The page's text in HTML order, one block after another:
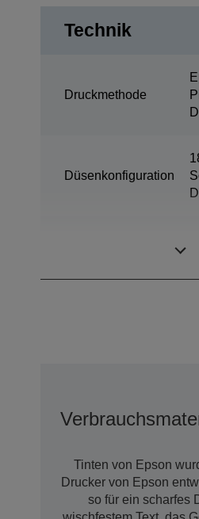
Technik
Druckmethode
Düsenkonfiguration
Tinten von Epson
Drucker von Epson
so für ein scharfes